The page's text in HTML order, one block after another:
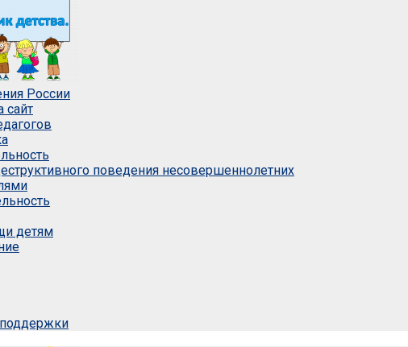
России
сайт
поведения несовершеннолетних
детям